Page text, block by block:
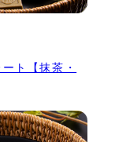
ト【抹茶・